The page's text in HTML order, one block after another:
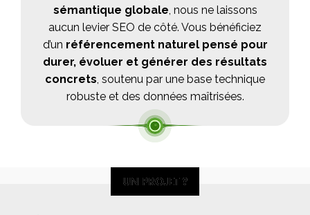
sémantique globale, nous ne laissons
aucun levier SEO de côté. Vous bénéficiez
d’un référencement naturel pensé pour
durer, évoluer et générer des résultats
concrets, soutenu par une base technique
robuste et des données maîtrisées.
UN PROJET ?
UN PROJET ?